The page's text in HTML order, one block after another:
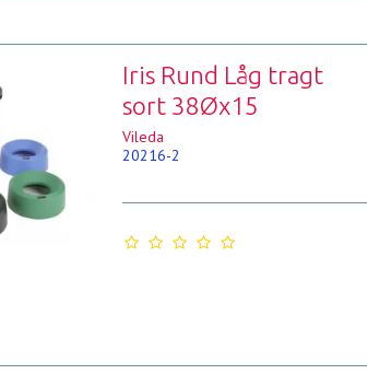
Iris Rund Låg tragt
sort 38Øx15
Vileda
20216-2